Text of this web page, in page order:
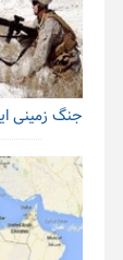
جنگ زمینی